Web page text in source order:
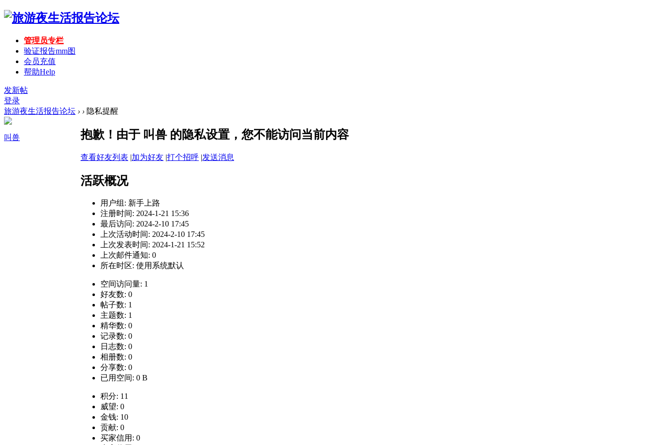
管理员专栏
验证报告mm图
会员充值
帮助Help
发新帖
登录
旅游夜生活报告论坛 › › 隐私提醒
叫兽 抱歉！由于 叫兽 的隐私设置，您不能访问当前内容
查看好友列表 |加为好友 |打个招呼 |发送消息
活跃概况
用户组: 新手上路
注册时间: 2024-1-21 15:36
最后访问: 2024-2-10 17:45
上次活动时间: 2024-2-10 17:45
上次发表时间: 2024-1-21 15:52
上次邮件通知: 0
所在时区: 使用系统默认
空间访问量: 1
好友数: 0
帖子数: 1
主题数: 1
精华数: 0
记录数: 0
日志数: 0
相册数: 0
分享数: 0
已用空间: 0 B
积分: 11
威望: 0
金钱: 10
贡献: 0
买家信用: 0